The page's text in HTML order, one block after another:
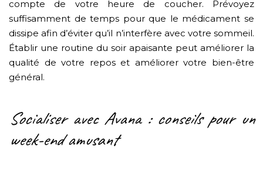
compte de votre heure de coucher. Prévoyez
suffisamment de temps pour que le médicament se
dissipe afin d’éviter qu’il n’interfère avec votre sommeil.
Établir une routine du soir apaisante peut améliorer la
qualité de votre repos et améliorer votre bien-être
général.
Socialiser avec Avana : conseils pour un
week-end amusant